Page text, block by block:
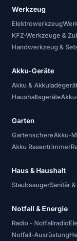
Werkzeug
Elektrowerkzeug
KFZ-Werkzeuge &
Handwerkzeug &
Akku-Geräte
Akku &
Haushaltsgeräte
Garten
GartenschereAkku-
Akku Rasentrimmer
Haus & Haushalt
StaubsaugerSanitär
Notfall & Energie
Radio - Notfallradio
Notfall-Ausrüstung